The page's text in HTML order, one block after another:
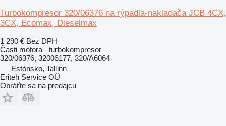
Turbokompresor 320/06376 na rýpadla-nakladača JCB 4CX,
3CX, Ecomax, Dieselmax
1 290 € Bez DPH
Časti motora - turbokompresor
320/06376, 32006177, 320/A6064
Estónsko, Tallinn
Eriteh Service OÜ
Obráťte sa na predajcu